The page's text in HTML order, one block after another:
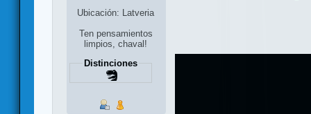
Ubicación: Latveria
Ten pensamientos
limpios, chaval!
Distinciones